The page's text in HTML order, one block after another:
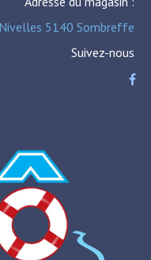
5140 Sombreffe
Suivez-nous